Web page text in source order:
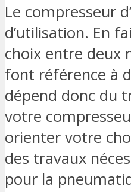
Le compresseur
d’utilisation. En
choix entre deux
font référence à
dépend donc du
votre
orienter votre
des travaux
pour la